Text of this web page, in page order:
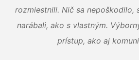
rozmiestnili. Nič sa nepoškodilo,
narábali, ako s vlastným.
prístup, ako aj